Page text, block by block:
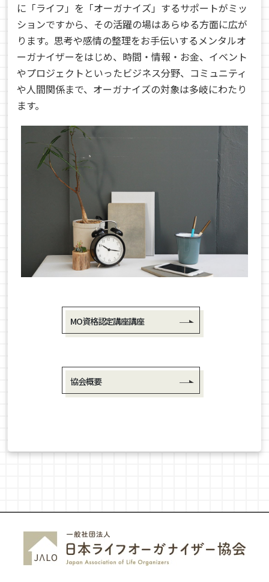
に「ライフ」を「オーガナイズ」するサポートがミッ
ションですから、その活躍の場はあらゆる方面に広が
ります。思考や感情の整理をお手伝いするメンタルオ
ーガナイザーをはじめ、時間・情報・お金、イベント
やプロジェクトといったビジネス分野、コミュニティ
や人間関係まで、オーガナイズの対象は多岐にわたり
ます。
MO資格認定講座講座
協会概要